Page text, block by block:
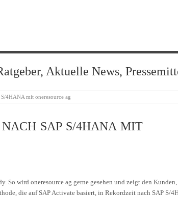
Aktuelle News,
4HANA mit oneresource ag
SAP S/4HANA MIT
So wird oneresource ag gerne gesehen und zeigt den
die auf SAP Activate basiert, in Rekordzeit nach SAP S/